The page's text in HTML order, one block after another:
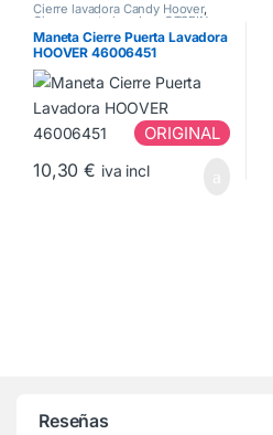
Cierre lavadora Candy Hoover,
Cierre puerta lavadora OTSEIN
Maneta Cierre Puerta Lavadora
HOOVER 46006451
ORIGINAL
10,30€ iva incl
Reseñas